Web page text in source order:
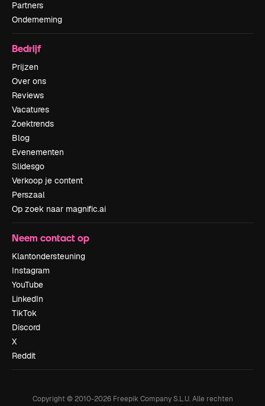
Partners
Onderneming
Bedrijf
Prijzen
Over ons
Reviews
Vacatures
Zoektrends
Blog
Evenementen
Slidesgo
Verkoop je content
Perszaal
Op zoek naar magnific.ai
Neem contact op
Klantondersteuning
Instagram
YouTube
LinkedIn
TikTok
Discord
X
Reddit
Copyright © 2010-2026Freepik Company S.L.U. Alle rechten